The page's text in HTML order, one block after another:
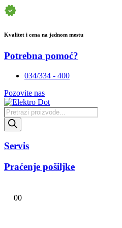
Kvalitet i cena na jednom mestu
Potrebna pomoć?
034/334 - 400
Pozovite nas
Products
search
Servis
Praćenje pošiljke
00